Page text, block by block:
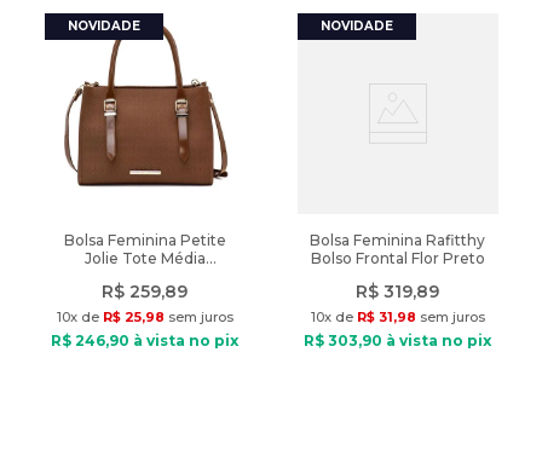
Bolsa Feminina Petite
Jolie Tote Média
R$ 259,89
10x de R$ 25,98 sem juros
R$ 246,90 à vista no pix
Bolsa Feminina Rafitthy
Bolso Frontal Flor Preto
R$ 319,89
10x de R$ 31,98 sem juros
R$ 303,90 à vista no pix